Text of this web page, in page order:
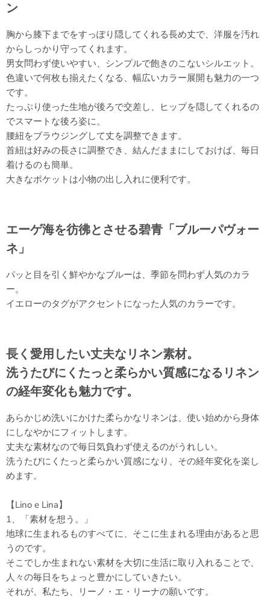
ン
胸から膝下までをすっぽり隠してくれる長め丈で、洋服を汚れ
からしっかり守ってくれます。
男女問わず使いやすい、シンプルで飽きのこないシルエット。
色違いで何枚も揃えたくなる、幅広いカラー展開も魅力の一つ
です。
たっぷり使った生地が後ろで交差し、ヒップを隠してくれるの
でスマートな後ろ姿に。
腰紐をブラウジングして丈を調整できます。
首紐は好みの長さに調整でき、結んだままにしておけば、毎日
着けるのも簡単。
大きなポケットは小物の出し入れに便利です。
エーゲ海を彷彿とさせる碧青「ブルーパヴォー
ネ」
パッと目を引く鮮やかなブルーは、季節を問わず人気のカラ
ー。
イエローのタグがアクセントになった人気のカラーです。
長く愛用したい丈夫なリネン素材。
洗うたびにくたっと柔らかい質感になるリネン
の経年変化も魅力です。
あらかじめ洗いにかけた柔らかなリネンは、使い始めから身体
にしなやかにフィットします。
丈夫な素材なので毎日気負わず使えるのがうれしい。
洗うたびにくたっと柔らかい質感になり、その経年変化を楽し
めます。
【Lino e Lina】
1、「素材を想う。」
地球に生まれるものすべてに、そこに生まれる理由があると思
うのです。
そこでしか生まれない素材を大切に生活に取り入れることで、
人々の毎日をちょっと豊かにしていきたい。
それが、私たち、リーノ・エ・リーナの願いです。